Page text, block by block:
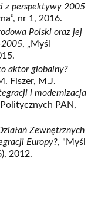
z perspektywy 2005
nr 1, 2016.
Polski oraz jej
2005, „Myśl
aktor globalny?
Fiszer, M.J.
i modernizacja
PAN,
Zewnętrznych
Europy?, "Myśl
2012.